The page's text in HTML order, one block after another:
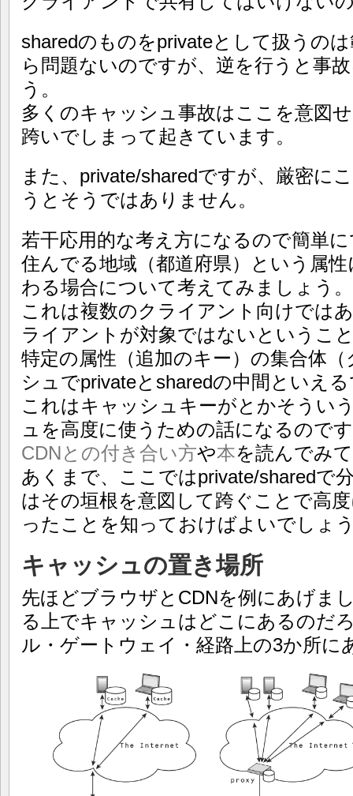
sharedのものをprivateとして扱うの
ら問題ないのですが、逆を行うと事
う。
多くのキャッシュ事故はここを意図
跨いでしまって起きています。
また、private/sharedですが、厳密に
うとそうではありません。
若干応用的な考え方になるので簡単
住んでる地域（都道府県）という属
わる場合について考えてみましょう。
これは複数のクライアント向けでは
ライアントが対象ではないというこ
特定の属性（追加のキー）の集合体
シュでprivateとsharedの中間といえ
これはキャッシュキーがとかそうい
ュを高度に使うための話になるので
CDNとの付き合い方や本を読んでみ
あくまで、ここではprivate/sharedで
はその垣根を意図して跨ぐことで高
ったことを知っておけばよいでしょ
キャッシュの置き場所
先ほどブラウザとCDNを例にあげま
る上でキャッシュはどこにあるのだ
ル・ゲートウェイ・経路上の3か所に